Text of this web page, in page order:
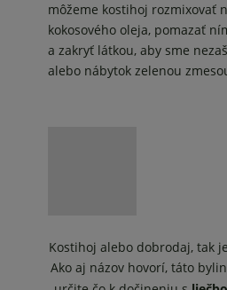
môžeme kostihoj rozmixovať
kokosového oleja, pomazať
a zakryť látkou, aby sme
alebo nábytok zelenou
Kostihoj alebo dobrodaj, tak
Ako aj názov hovorí, táto